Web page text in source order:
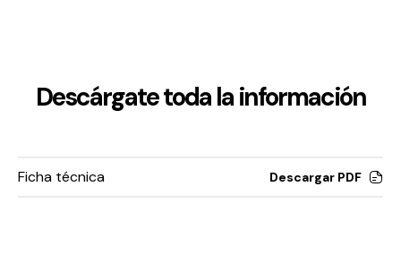
Descárgate toda la información
Ficha técnica Descargar PDF